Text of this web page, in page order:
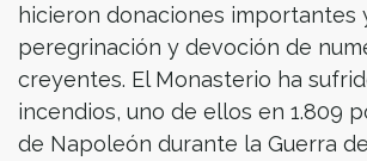
hicieron donaciones importantes
peregrinación y devoción de
creyentes. El Monasterio ha
incendios, uno de ellos en 1.809
de Napoleón durante la Guerra